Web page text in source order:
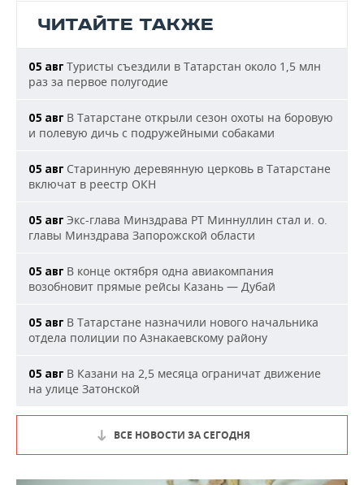
ЧИТАЙТЕ ТАКЖЕ
05 авг Туристы съездили в Татарстан около 1,5 млн
раз за первое полугодие
05 авг В Татарстане открыли сезон охоты на боровую
и полевую дичь с подружейными собаками
05 авг Старинную деревянную церковь в Татарстане
включат в реестр ОКН
05 авг Экс-глава Минздрава РТ Миннуллин стал и. о.
главы Минздрава Запорожской области
05 авг В конце октября одна авиакомпания
возобновит прямые рейсы Казань — Дубай
05 авг В Татарстане назначили нового начальника
отдела полиции по Азнакаевскому району
05 авг В Казани на 2,5 месяца ограничат движение
на улице Затонской
ВСЕ НОВОСТИ ЗА СЕГОДНЯ